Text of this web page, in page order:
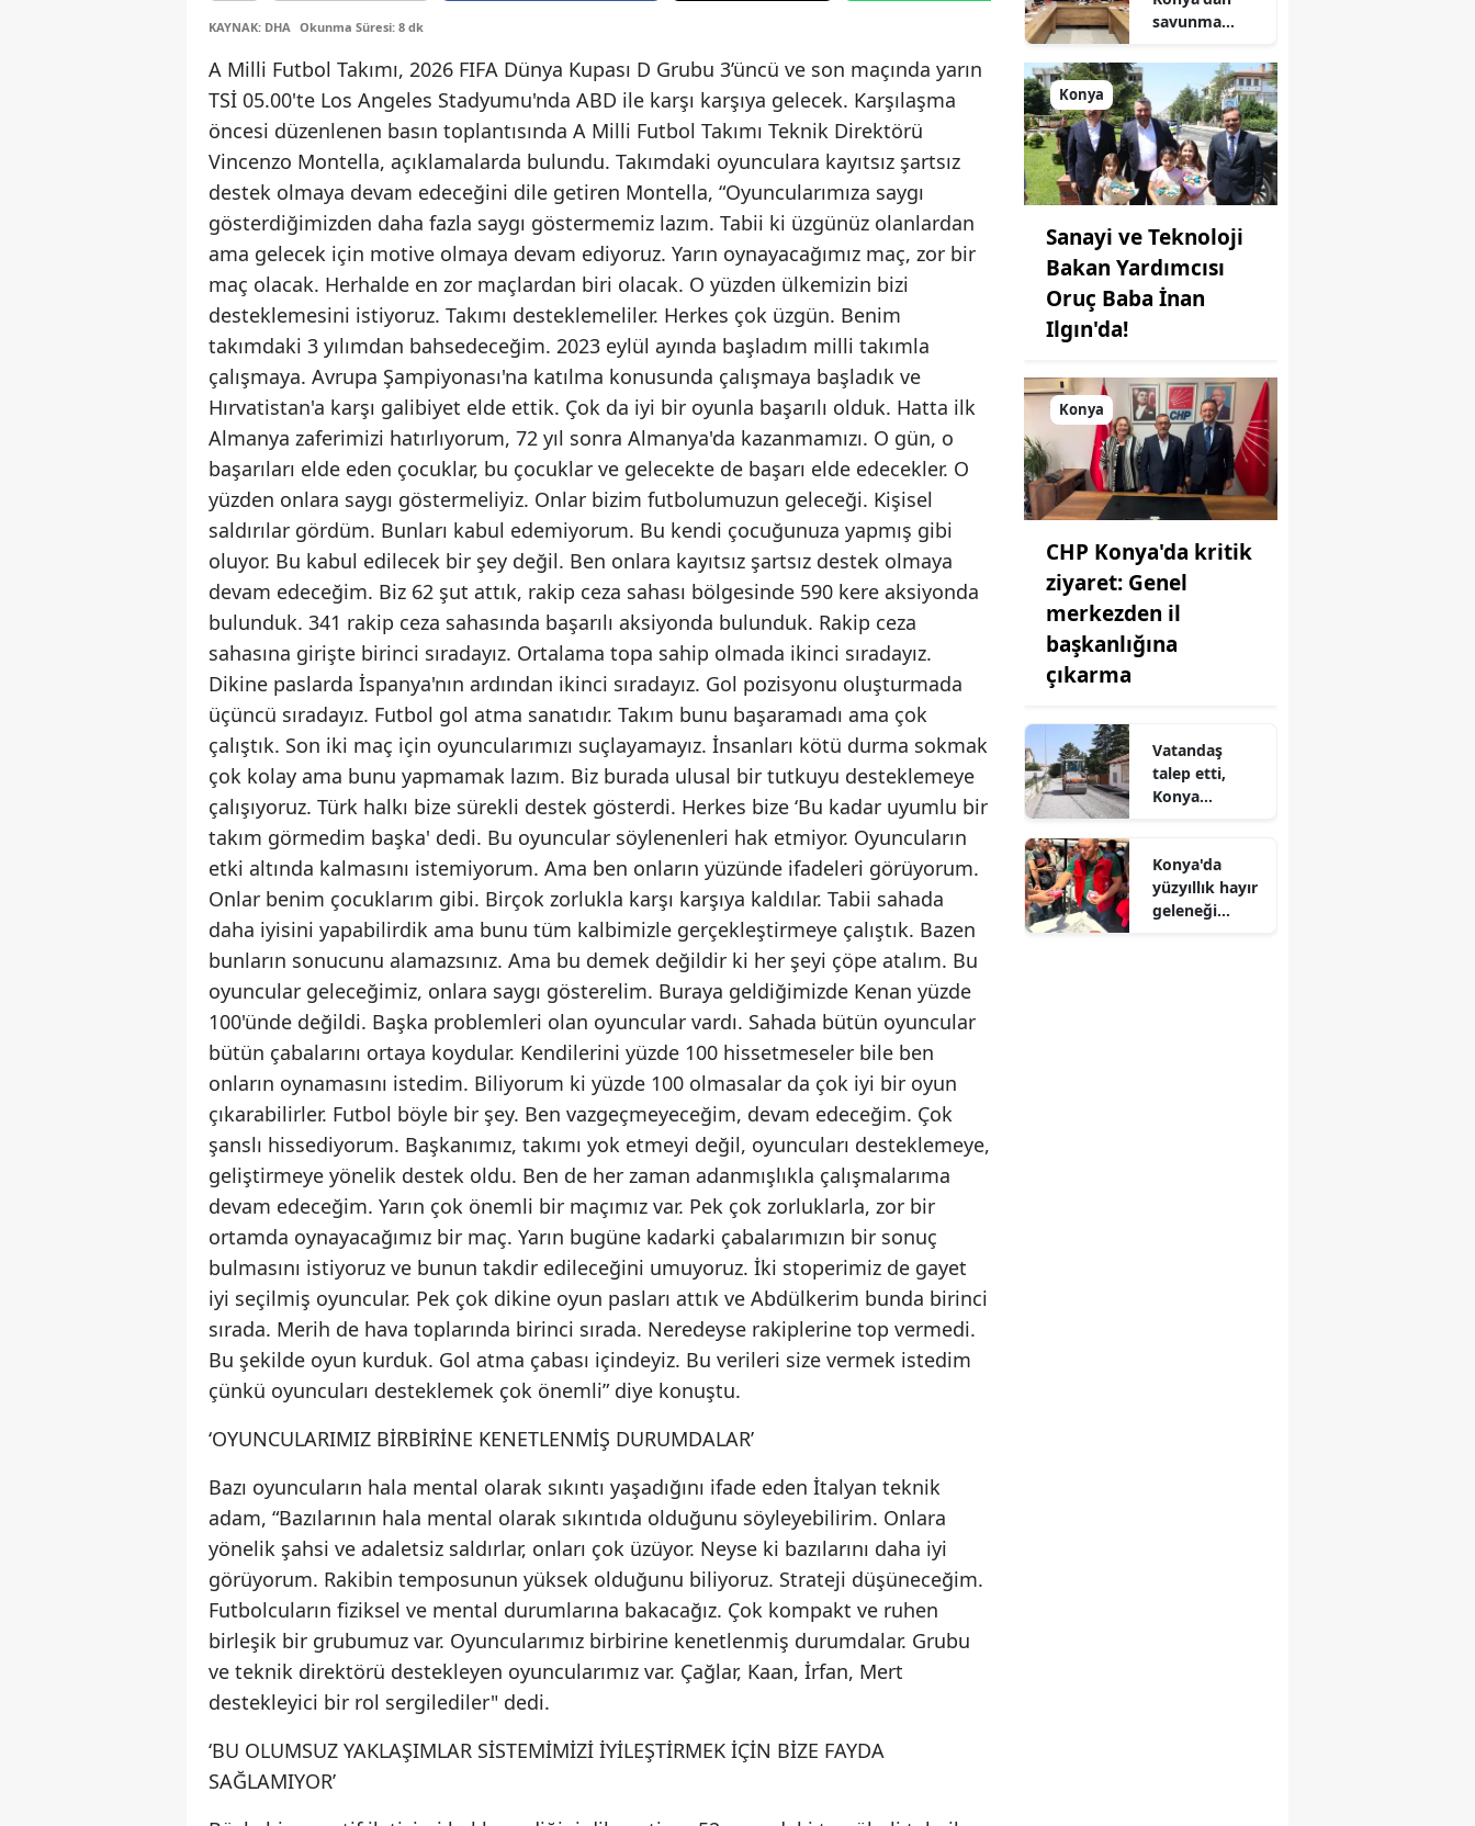
Eskişehir
Gaziantep
Giresun
Gümüşhane
Hakkari
Hatay
Isparta
Mersin
İstanbul
İzmir
Kars
Kastamonu
Kayseri
Kırklareli
Kırşehir
Kocaeli
Konya
Kütahya
Malatya
Manisa
Kahramanmaraş
Mardin
Muğla
Nevşehir
Niğde
Ordu
Rize
Sakarya
Samsun
Sivas
Tekirdağ
Trabzon
Tunceli
Van
KAYNAK: DHA Okunma Süresi: 8 dk
A Milli Futbol Takımı, 2026 FIFA Dünya Kupası D Grubu 3’üncü ve son maçında yarın
TSİ 05.00'te Los Angeles Stadyumu'nda ABD ile karşı karşıya gelecek. Karşılaşma
öncesi düzenlenen basın toplantısında A Milli Futbol Takımı Teknik Direktörü
Vincenzo Montella, açıklamalarda bulundu. Takımdaki oyunculara kayıtsız şartsız
destek olmaya devam edeceğini dile getiren Montella, “Oyuncularımıza saygı
gösterdiğimizden daha fazla saygı göstermemiz lazım. Tabii ki üzgünüz olanlardan
ama gelecek için motive olmaya devam ediyoruz. Yarın oynayacağımız maç, zor bir
maç olacak. Herhalde en zor maçlardan biri olacak. O yüzden ülkemizin bizi
desteklemesini istiyoruz. Takımı desteklemeliler. Herkes çok üzgün. Benim
takımdaki 3 yılımdan bahsedeceğim. 2023 eylül ayında başladım milli takımla
çalışmaya. Avrupa Şampiyonası'na katılma konusunda çalışmaya başladık ve
Hırvatistan'a karşı galibiyet elde ettik. Çok da iyi bir oyunla başarılı olduk. Hatta ilk
Almanya zaferimizi hatırlıyorum, 72 yıl sonra Almanya'da kazanmamızı. O gün, o
başarıları elde eden çocuklar, bu çocuklar ve gelecekte de başarı elde edecekler. O
yüzden onlara saygı göstermeliyiz. Onlar bizim futbolumuzun geleceği. Kişisel
saldırılar gördüm. Bunları kabul edemiyorum. Bu kendi çocuğunuza yapmış gibi
oluyor. Bu kabul edilecek bir şey değil. Ben onlara kayıtsız şartsız destek olmaya
devam edeceğim. Biz 62 şut attık, rakip ceza sahası bölgesinde 590 kere aksiyonda
bulunduk. 341 rakip ceza sahasında başarılı aksiyonda bulunduk. Rakip ceza
sahasına girişte birinci sıradayız. Ortalama topa sahip olmada ikinci sıradayız.
Dikine paslarda İspanya'nın ardından ikinci sıradayız. Gol pozisyonu oluşturmada
üçüncü sıradayız. Futbol gol atma sanatıdır. Takım bunu başaramadı ama çok
çalıştık. Son iki maç için oyuncularımızı suçlayamayız. İnsanları kötü durma sokmak
çok kolay ama bunu yapmamak lazım. Biz burada ulusal bir tutkuyu desteklemeye
çalışıyoruz. Türk halkı bize sürekli destek gösterdi. Herkes bize ‘Bu kadar uyumlu bir
takım görmedim başka' dedi. Bu oyuncular söylenenleri hak etmiyor. Oyuncuların
etki altında kalmasını istemiyorum. Ama ben onların yüzünde ifadeleri görüyorum.
Onlar benim çocuklarım gibi. Birçok zorlukla karşı karşıya kaldılar. Tabii sahada
daha iyisini yapabilirdik ama bunu tüm kalbimizle gerçekleştirmeye çalıştık. Bazen
bunların sonucunu alamazsınız. Ama bu demek değildir ki her şeyi çöpe atalım. Bu
oyuncular geleceğimiz, onlara saygı gösterelim. Buraya geldiğimizde Kenan yüzde
100'ünde değildi. Başka problemleri olan oyuncular vardı. Sahada bütün oyuncular
bütün çabalarını ortaya koydular. Kendilerini yüzde 100 hissetmeseler bile ben
onların oynamasını istedim. Biliyorum ki yüzde 100 olmasalar da çok iyi bir oyun
çıkarabilirler. Futbol böyle bir şey. Ben vazgeçmeyeceğim, devam edeceğim. Çok
şanslı hissediyorum. Başkanımız, takımı yok etmeyi değil, oyuncuları desteklemeye,
geliştirmeye yönelik destek oldu. Ben de her zaman adanmışlıkla çalışmalarıma
devam edeceğim. Yarın çok önemli bir maçımız var. Pek çok zorluklarla, zor bir
ortamda oynayacağımız bir maç. Yarın bugüne kadarki çabalarımızın bir sonuç
bulmasını istiyoruz ve bunun takdir edileceğini umuyoruz. İki stoperimiz de gayet
iyi seçilmiş oyuncular. Pek çok dikine oyun pasları attık ve Abdülkerim bunda birinci
sırada. Merih de hava toplarında birinci sırada. Neredeyse rakiplerine top vermedi.
Bu şekilde oyun kurduk. Gol atma çabası içindeyiz. Bu verileri size vermek istedim
çünkü oyuncuları desteklemek çok önemli” diye konuştu.
‘OYUNCULARIMIZ BİRBİRİNE KENETLENMİŞ DURUMDALAR’
Bazı oyuncuların hala mental olarak sıkıntı yaşadığını ifade eden İtalyan teknik
adam, “Bazılarının hala mental olarak sıkıntıda olduğunu söyleyebilirim. Onlara
yönelik şahsi ve adaletsiz saldırlar, onları çok üzüyor. Neyse ki bazılarını daha iyi
görüyorum. Rakibin temposunun yüksek olduğunu biliyoruz. Strateji düşüneceğim.
Futbolcuların fiziksel ve mental durumlarına bakacağız. Çok kompakt ve ruhen
birleşik bir grubumuz var. Oyuncularımız birbirine kenetlenmiş durumdalar. Grubu
ve teknik direktörü destekleyen oyuncularımız var. Çağlar, Kaan, İrfan, Mert
destekleyici bir rol sergilediler" dedi.
‘BU OLUMSUZ YAKLAŞIMLAR SİSTEMİMİZİ İYİLEŞTİRMEK İÇİN BİZE FAYDA
SAĞLAMIYOR’
savunma
yeni hamle: İlk
toplantı
yapıldı!
Konya
Sanayi ve Teknoloji
Bakan Yardımcısı
Oruç Baba İnan
Ilgın'da!
Konya
CHP Konya'da kritik
ziyaret: Genel
merkezden il
başkanlığına
çıkarma
Vatandaş
talep etti,
Konya
geçti!
Konya'da
yüzyıllık hayır
geleneği